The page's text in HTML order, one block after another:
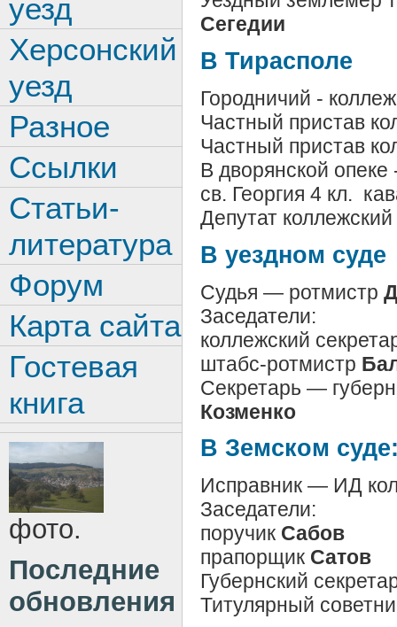
Сегедии
В Тирасполе
Городничий -
Частный пристав
Частный пристав
В дворянской
св. Георгия 4 кл.
Депутат
В уездном суде
Судья — ротмистр
Заседатели:
коллежский
штабс-ротмистр
Секретарь —
Козменко
В Земском
Исправник — ИД
Заседатели:
поручик Сабов
прапорщик Сатов
Губернский
Титулярный
уезд
Херсонский
уезд
Разное
Ссылки
Статьи-
литература
Форум
Карта сайта
Гостевая
книга
фото.
Последние
обновления